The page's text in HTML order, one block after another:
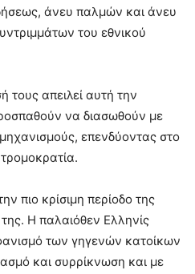
άνευ παλμών και άνευ
του εθνικού
τους απειλεί αυτή την
να διασωθούν με
επενδύοντας στο
πιο κρίσιμη περίοδο της
Η παλαιόθεν Ελληνίς
των γηγενών κατοίκων
και συρρίκνωση και με